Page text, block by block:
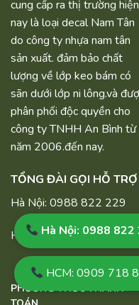
cung cấp ra thị trường hiện
nay là loại decal Nam Tân
do công ty nhựa nam tân
sản xuất. đảm bảo chất
lượng về lớp keo bám có
sãn dưới lớp ni lông.và
phân phối độc quyền cho
công ty TNHH An Bình từ
năm 2006.đến nay.
TỔNG ĐÀI GỌI HỖ TRỢ
Hà Nội: 0988 822 229
HCM: 0333 395 677
PHƯƠNG THỨC THANH
Hà Nội: 0988 822
HCM: 0909 718